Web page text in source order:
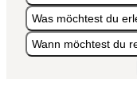
Was möchtest du
Wann möchtest du